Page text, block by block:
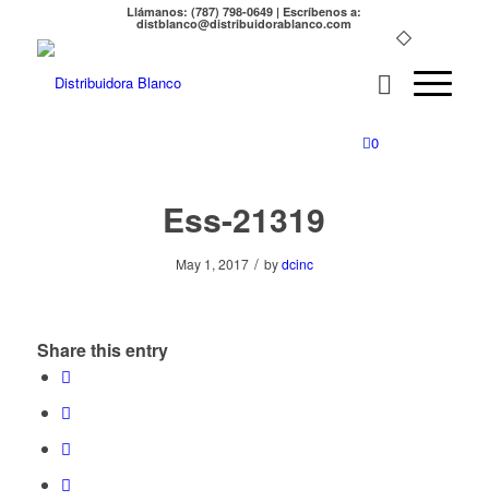
Llámanos: (787) 798-0649 | Escríbenos a:
distblanco@distribuidorablanco.com
0
Ess-21319
May 1, 2017 / bydcinc
Share this entry